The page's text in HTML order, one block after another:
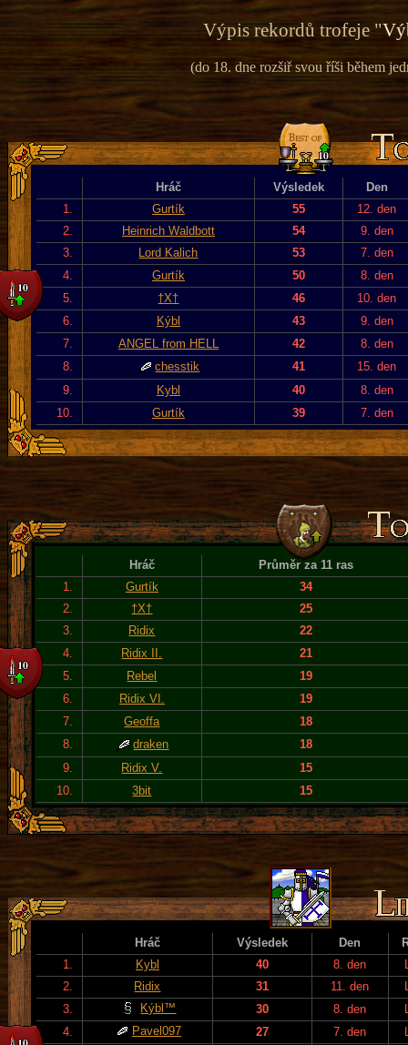
Výpis rekordů trofeje "
(do 18. dne rozšiř svou říši během
Hráč Výsledek
Den
1.
Gurtík 55
12. den
2.
Heinrich Waldbott 54
9. den
3.
Lord Kalich 53
7. den
4.
Gurtík 50
8. den
5.
†X† 46
10. den
6.
Kýbl 43
9. den
7.
ANGEL from HELL 42
8. den
8.
chesstik 41
15. den
9.
Kybl 40
8. den
10.
Gurtík 39 7. den
Hráč
Průměr za 11 ras
1.
Gurtík
34
2.
†X†
25
3.
Ridix
22
4.
Ridix II.
21
5.
Rebel
19
6.
Ridix VI.
19
7.
Geoffa
18
8.
draken
18
9.
Ridix V.
15
10.
3bit 15
Hráč Výsledek Den
1.
Kybl 40 8. den
2.
Ridix 31 11. den
3.
Kýbl™ 30 8. den
4.
Pavel097 27 7. den